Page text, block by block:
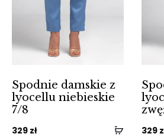
Spodnie damskie z
lyocellu niebieskie
7/8
329 zł 329